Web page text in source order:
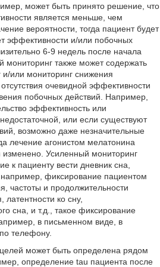
может быть принято решение, что
является меньше, чем
вероятности, тогда пациент будет
эффективности и/или побочных
6-9 недель после начала
мониторинг также может содержать
или мониторинг снижения
очевидной эффективности
побочных действий. Например,
эффективность или
или если существуют
возможно даже незначительные
лечение агонистом мелатонина
Усиленный мониторинг
к пациенту вести дневник сна,
фиксирование пациентом
частоты и продолжительности
ко сну,
сна, и т.д., такое фиксирование
в письменном виде, в
телефону.
может быть определена рядом
определение tau пациента после